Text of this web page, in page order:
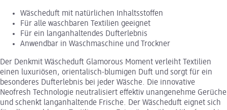
Wäscheduft mit natürlichen Inhaltsstoffen
Für alle waschbaren Textilien geeignet
Für ein langanhaltendes Dufterlebnis
Anwendbar in Waschmaschine und Trockner
Der Denkmit Wäscheduft Glamorous Moment verleiht Textilien
einen luxuriösen, orientalisch-blumigen Duft und sorgt für ein
besonderes Dufterlebnis bei jeder Wäsche. Die innovative
Neofresh Technologie neutralisiert effektiv unangenehme Gerüche
und schenkt langanhaltende Frische. Der Wäscheduft eignet sich